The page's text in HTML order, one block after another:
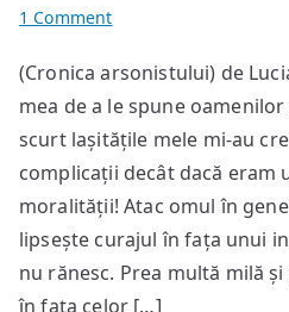
1 Commenton
la
Ură
(Cronica arsonistului) de
mea de a le spune
scurt lașitățile mele mi-au
complicații decât dacă eram
moralității! Atac omul în
lipsește curajul în fața unui
nu rănesc. Prea multă milă
în fața celor […]